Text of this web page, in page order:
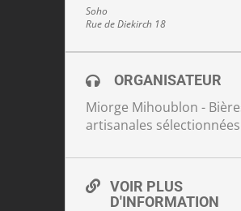
Soho
Rue de Diekirch 18
ORGANISATEUR
Miorge Mihoublon -
artisanales sélectionnées
VOIR PLUS
D'INFORMATION